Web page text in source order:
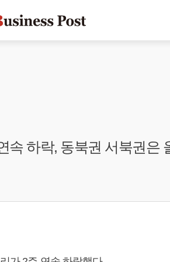
속 하락, 동북권 서북권은